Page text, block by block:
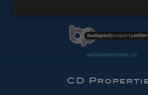
www.budapestpropertysellers.com